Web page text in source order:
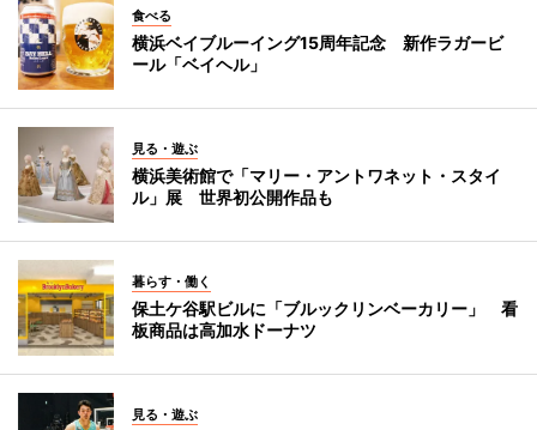
食べる
横浜ベイブルーイング15周年記念 新作ラガービ
ール「ベイヘル」
見る・遊ぶ
横浜美術館で「マリー・アントワネット・スタイ
ル」展 世界初公開作品も
暮らす・働く
保土ケ谷駅ビルに「ブルックリンベーカリー」 看
板商品は高加水ドーナツ
見る・遊ぶ